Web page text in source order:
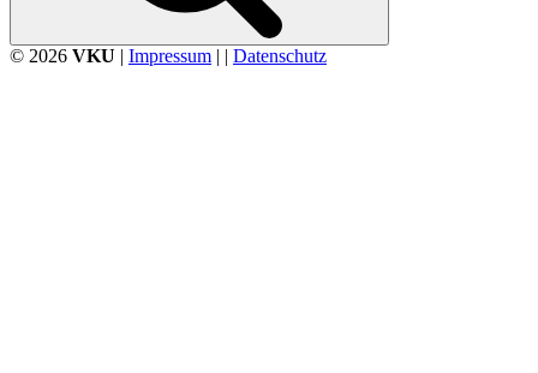
© 2026 VKU | Impressum | | Datenschutz